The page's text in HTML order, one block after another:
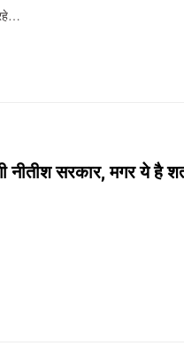
सरकार, मगर ये है